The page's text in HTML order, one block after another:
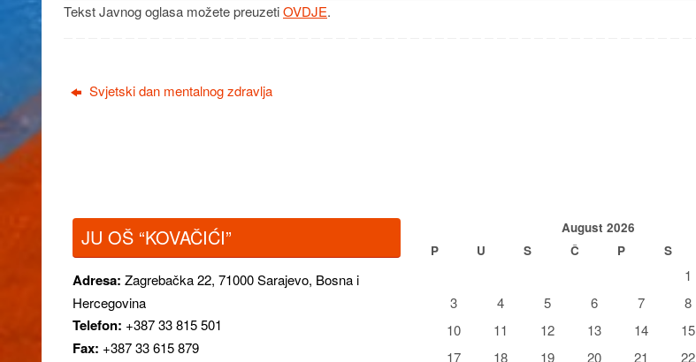
Tekst Javnog oglasa možete preuzetiOVDJE.
Svjetski dan mentalnog zdravlja
JU OŠ “KOVAČIĆI”
Adresa: Zagrebačka 22, 71000 Sarajevo, Bosna i
Hercegovina
Telefon: +387 33 815 501
Fax: +387 33 615 879
August 2026
P
U S Č P S
1
3
4 5 6 7 8
10
11 12 13 14 15
17
18 19 20 21 22